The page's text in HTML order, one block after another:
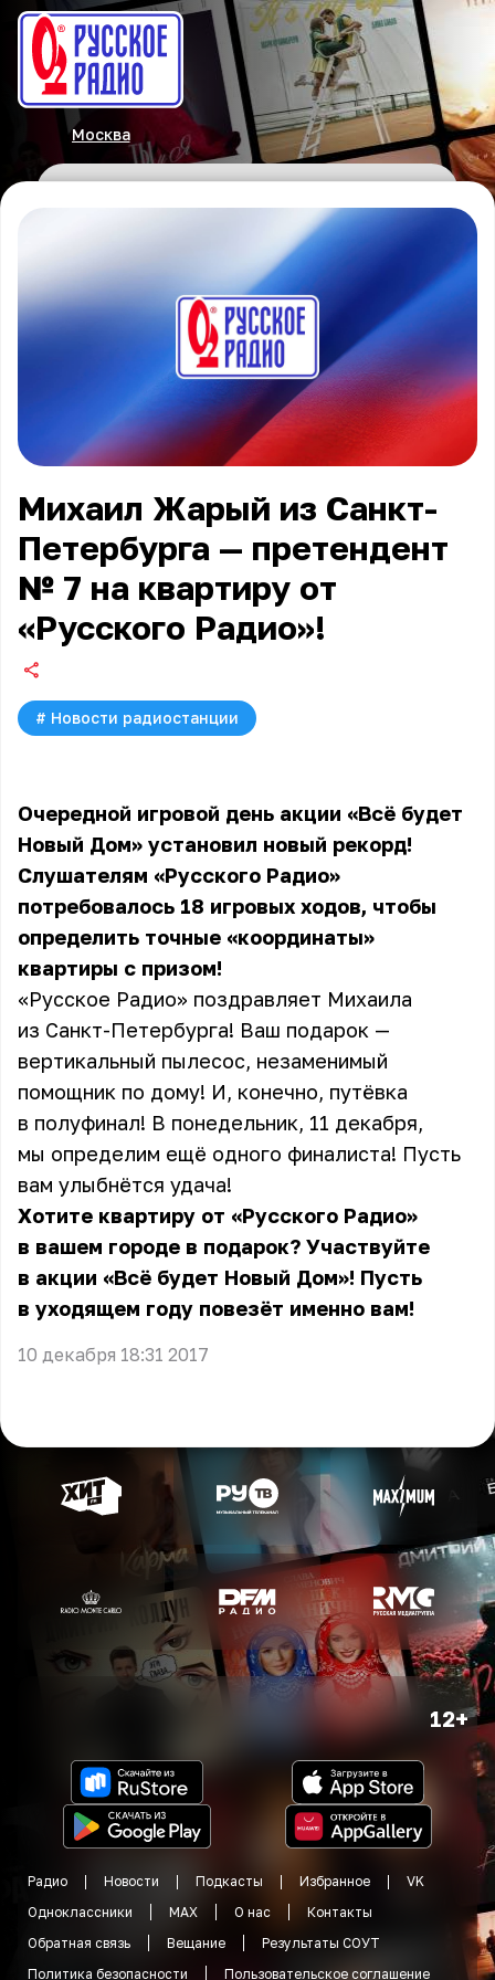
Москва
Михаил Жарый из Санкт-
Петербурга — претендент
№ 7 на квартиру от
«Русского Радио»!
# Новости радиостанции
Очередной игровой день акции «Всё будет
Новый Дом» установил новый рекорд!
Слушателям «Русского Радио»
потребовалось 18 игровых ходов, чтобы
определить точные «координаты»
квартиры с призом!
«Русское Радио» поздравляет Михаила
из Санкт-Петербурга! Ваш подарок —
вертикальный пылесос, незаменимый
помощник по дому! И, конечно, путёвка
в полуфинал! В понедельник, 11 декабря,
мы определим ещё одного финалиста! Пусть
вам улыбнётся удача!
Хотите квартиру от «Русского Радио»
в вашем городе в подарок? Участвуйте
в акции «Всё будет Новый Дом»! Пусть
в уходящем году повезёт именно вам!
10 декабря 18:31 2017
12+
Радио Новости Подкасты Избранное
VK
Одноклассники
MAX О нас
Контакты
Обратная связь
Вещание
Результаты СОУТ
Политика безопасности
Пользовательское соглашение